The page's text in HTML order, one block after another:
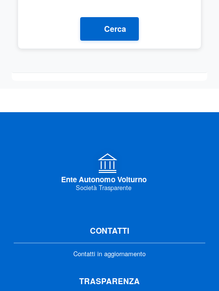
Cerca
Ente Autonomo Volturno
Società Trasparente
CONTATTI
Contatti in aggiornamento
TRASPARENZA